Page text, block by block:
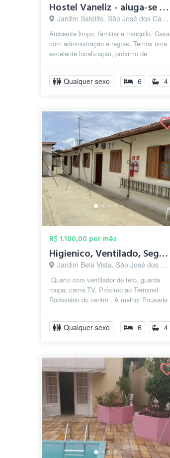
Hostel Vaneliz - aluga-se quartos para m...
Jardim Satélite, São José dos Campos - SP
Ambiente limpo, familiar e tranquilo. Casa
com administração e regras. Temos uma
excelente localização, próximo de
Qualquer sexo 6 4
R$ 1.100,00 por mês
Higienico, Ventilado, Seguro, Iluminado
Jardim Bela Vista, São José dos Campos - SP
.Quarto com ventilador de teto, guarda
roupa, cama,TV, Próximo ao Terminal
Rodoviário do centro . A melhor Pousada
Qualquer sexo 6 4